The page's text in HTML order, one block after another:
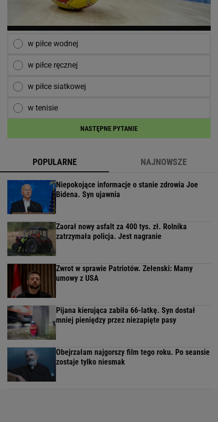
w piłce wodnej
w piłce ręcznej
w piłce siatkowej
w tenisie
NASTĘPNE PYTANIE
POPULARNE NAJNOWSZE
Niepokojące informacje o stanie zdrowia Joe
Bidena. Syn ujawnia
Zaorał nowy asfalt za 400 tys. zł. Rolnika
zatrzymała policja. Jest nagranie
Zwrot w sprawie Patriotów. Zełenski: Mamy
umowy z USA
Pijana kierująca zabiła 66-latkę. Syn dostał
mniej pieniędzy przez niezapięte pasy
Obejrzałam najgorszy film tego roku. Po seansie
zostaje tylko niesmak